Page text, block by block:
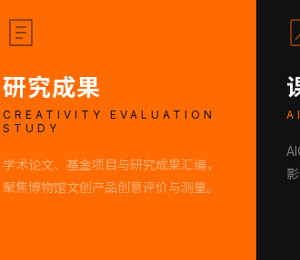
研究成果
CREATIVITY EVALUATION
STUDY
学术论文、基金项目与研究成果汇编，
聚焦博物馆文创产品创意评价与测量。